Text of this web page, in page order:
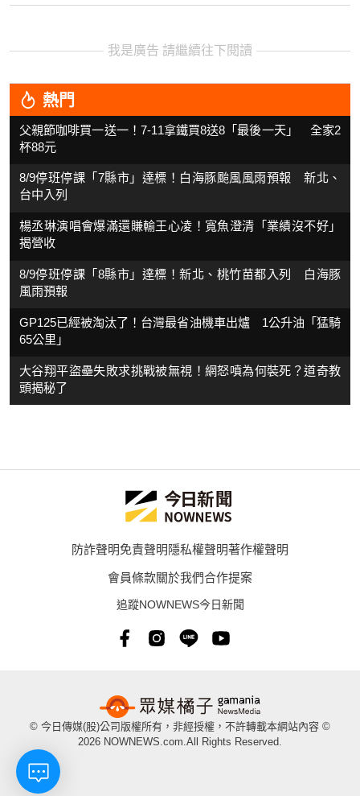
我是廣告 請繼續往下閱讀
熱門
父親節咖啡買一送一！7-11拿鐵買8送8「最後一天」 全家2
杯88元
8/9停班停課「7縣市」達標！白海豚颱風風雨預報 新北、
台中入列
楊丞琳演唱會爆滿還賺輸王心凌！寬魚澄清「業績沒不好」
揭營收
8/9停班停課「8縣市」達標！新北、桃竹苗都入列 白海豚
風雨預報
GP125已經被淘汰了！台灣最省油機車出爐 1公升油「猛騎
65公里」
大谷翔平盜壘失敗求挑戰被無視！網怒噴為何裝死？道奇教
頭揭秘了
防詐聲明免責聲明隱私權聲明著作權聲明
會員條款關於我們合作提案
追蹤NOWNEWS今日新聞
© 今日傳媒(股)公司版權所有，非經授權，不許轉載本網站內容 ©
2026 NOWNEWS.com.All Rights Reserved.